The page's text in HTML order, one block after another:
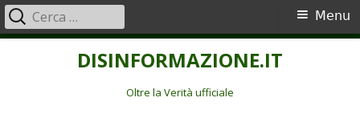
DISINFORMAZIONE.IT
Oltre la Verità ufficiale
Menu
principale
Menu
Ricerca
per: